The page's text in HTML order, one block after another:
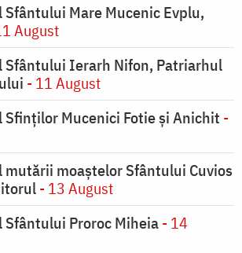
Sfântului Mare Mucenic Evplu,
August
Sfântului Ierarh Nifon, Patriarhul
- 11 August
Sfinților Mucenici Fotie și Anichit -
mutării moaștelor Sfântului Cuvios
- 13 August
Sfântului Proroc Miheia- 14